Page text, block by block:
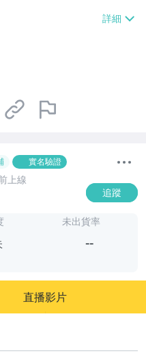
實名驗證
上線
追蹤
未出貨率
--
直播影片